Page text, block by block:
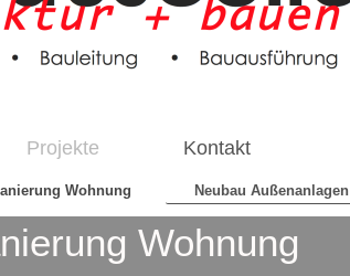
Projekte Kontakt
Wohnung Neubau Außenanlagen
Wohnung